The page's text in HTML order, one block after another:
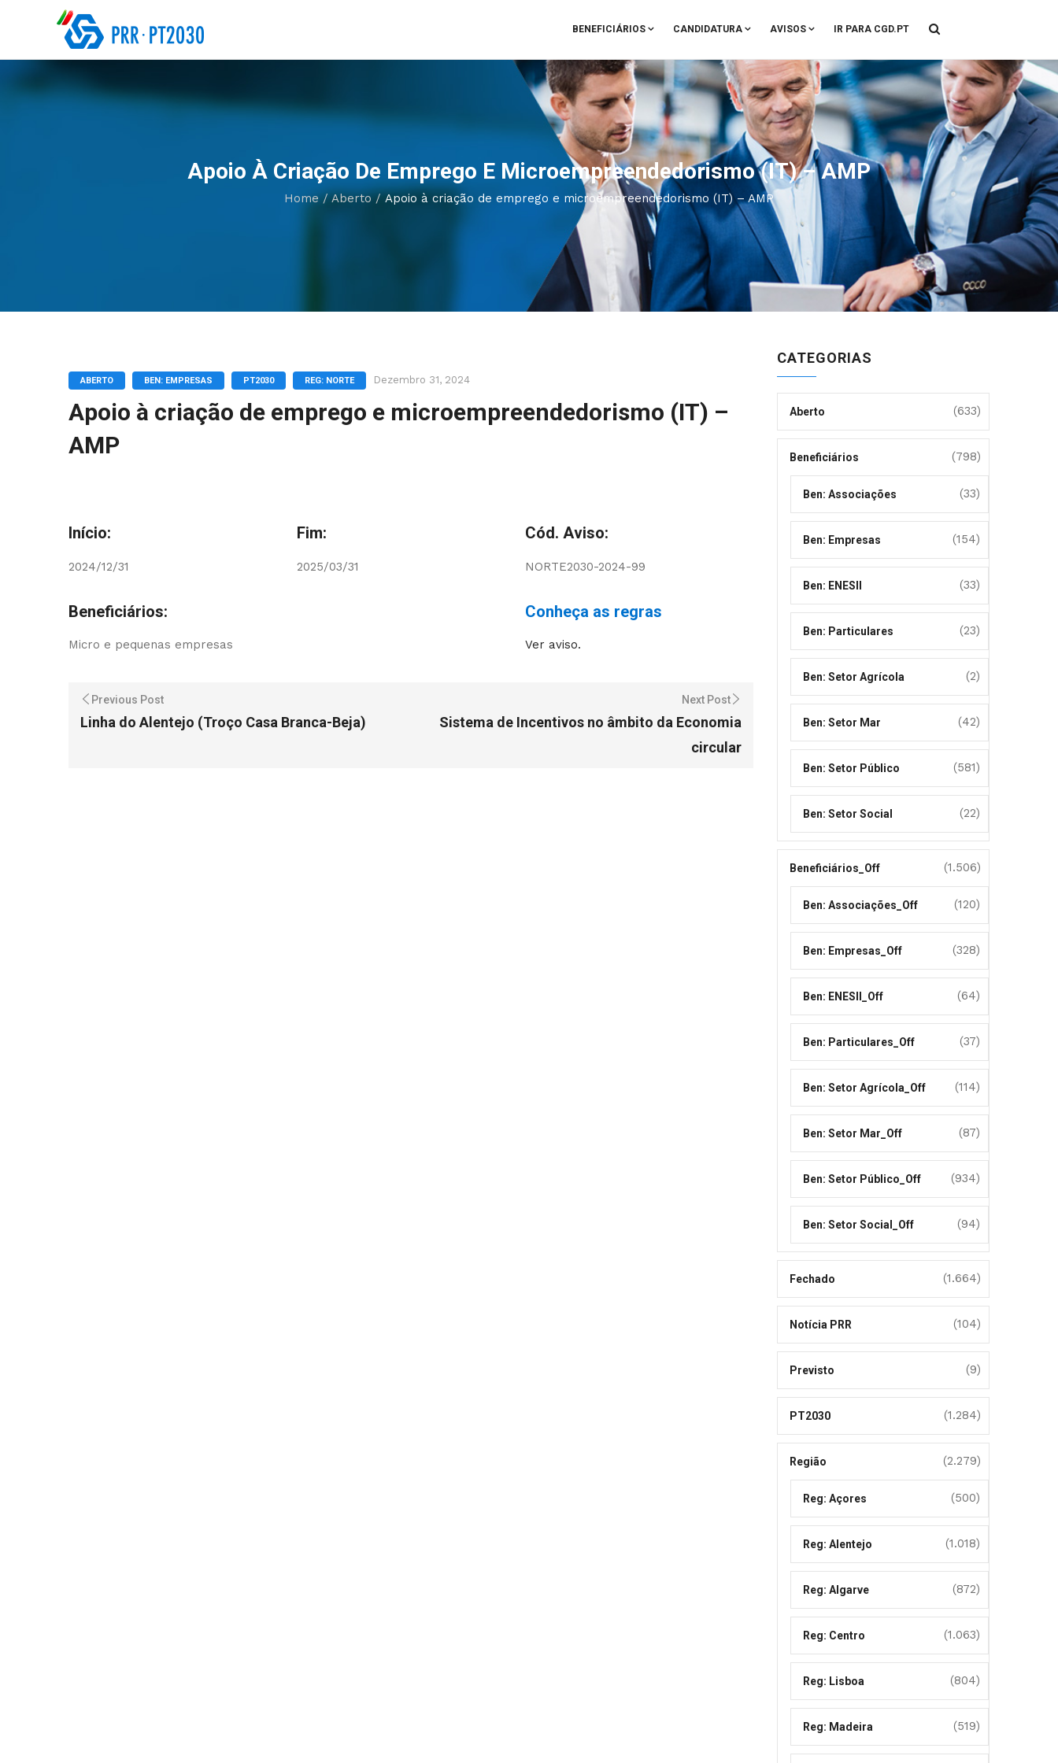
BENEFICIÁRIOS CANDIDATURA AVISOS IR PARA CGD.PT
Apoio À Criação De Emprego E Microempreendedorismo (IT) – AMP
Home/ Aberto/Apoio à criação de emprego e microempreendedorismo (IT) – AMP
ABERTO BEN: EMPRESAS PT2030 REG: NORTE Dezembro 31, 2024
Apoio à criação de emprego e microempreendedorismo (IT) –
AMP
Início:
2024/12/31
Fim:
2025/03/31
Cód. Aviso:
NORTE2030-2024-99
Beneficiários:
Micro e pequenas empresas
Conheça as regras
Ver aviso.
Previous Post
Linha do Alentejo (Troço Casa Branca-Beja)
Next Post
Sistema de Incentivos no âmbito da Economia
circular
CATEGORIAS
Aberto (633)
Beneficiários (798)
Ben: Associações (33)
Ben: Empresas (154)
Ben: ENESII (33)
Ben: Particulares (23)
Ben: Setor Agrícola (2)
Ben: Setor Mar (42)
Ben: Setor Público (581)
Ben: Setor Social (22)
Beneficiários_Off (1.506)
Ben: Associações_Off (120)
Ben: Empresas_Off (328)
Ben: ENESII_Off (64)
Ben: Particulares_Off (37)
Ben: Setor Agrícola_Off (114)
Ben: Setor Mar_Off (87)
Ben: Setor Público_Off (934)
Ben: Setor Social_Off (94)
Fechado (1.664)
Notícia PRR (104)
Previsto (9)
PT2030 (1.284)
Região (2.279)
Reg: Açores (500)
Reg: Alentejo (1.018)
Reg: Algarve (872)
Reg: Centro (1.063)
Reg: Lisboa (804)
Reg: Madeira (519)